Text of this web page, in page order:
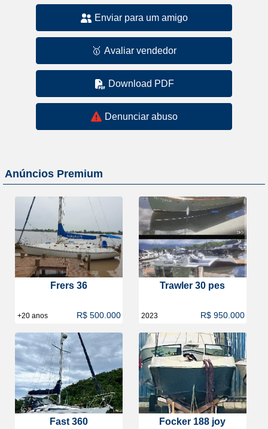
Enviar para um amigo
🥇 Avaliar vendedor
Download PDF
Denunciar abuso
Anúncios Premium
Frers 36
+20 anos R$ 500.000
Trawler 30 pes
2023 R$ 950.000
Fast 360 Focker 188 joy